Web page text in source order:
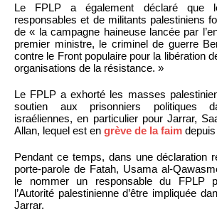
Le FPLP a également déclaré que
responsables et de militants palestiniens
de « la campagne haineuse lancée par
premier ministre, le criminel de guerre
contre le Front populaire pour la libération
organisations de la résistance. »
Le FPLP a exhorté les masses
soutien aux prisonniers politiques
israéliennes, en particulier pour Jarrar,
Allan, lequel est en grève de la faim
Pendant ce temps, dans une déclaration
porte-parole de Fatah, Usama al-
le nommer un responsable du FPLP
l’Autorité palestinienne d’être impliquée
Jarrar.